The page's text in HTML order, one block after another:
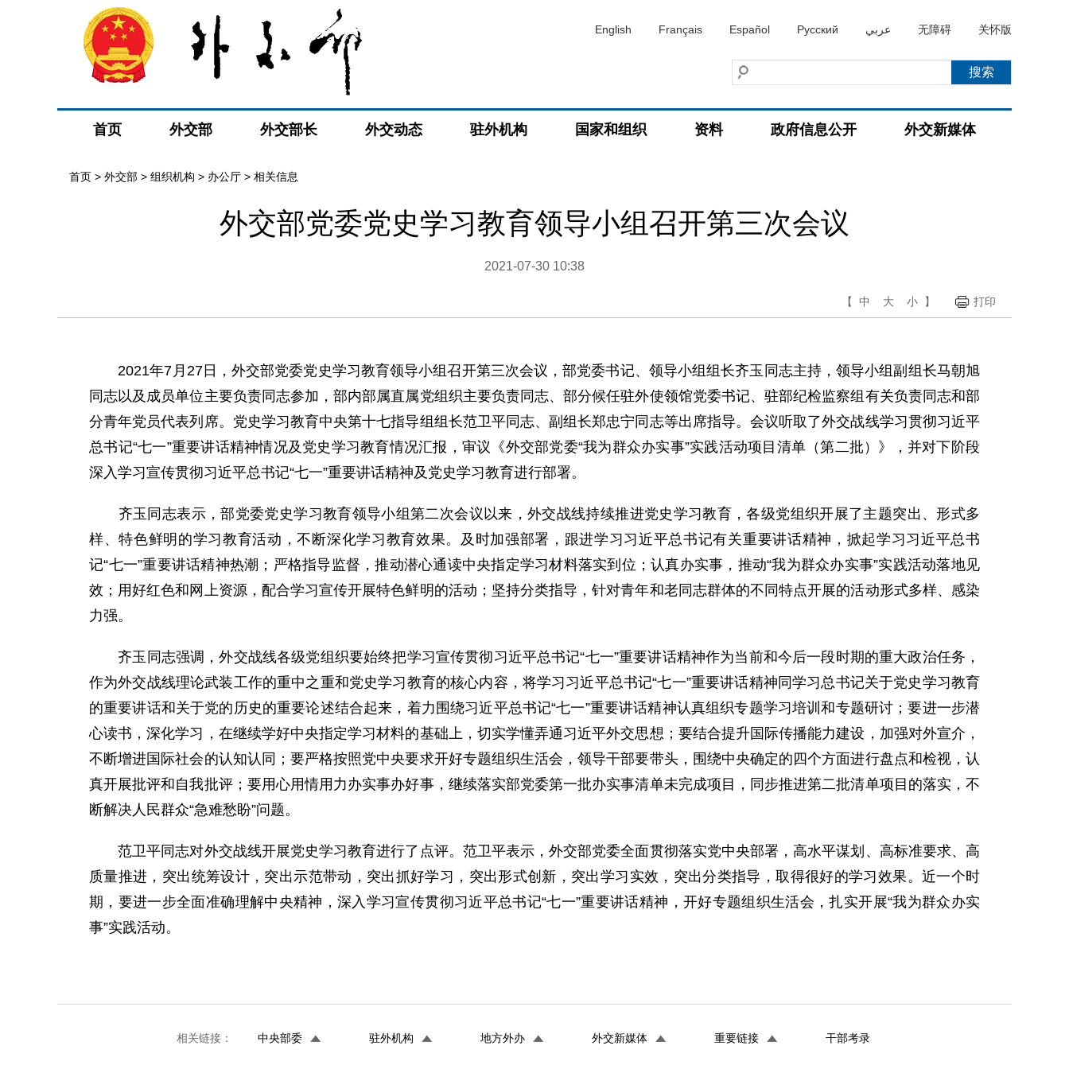
English Français Español Русский عربي 无障碍 关怀版
首页 外交部 外交部长 外交动态 驻外机构 国家和组织 资料 政府信息公开 外交新媒体
首页 > 外交部 > 组织机构 > 办公厅 > 相关信息
外交部党委党史学习教育领导小组召开第三次会议
2021-07-30 10:38
【 中 大 小 】 打印
2021年7月27日，外交部党委党史学习教育领导小组召开第三次会议，部党委书记、领导小组组长齐玉同志主持，领导小组副组长马朝旭
同志以及成员单位主要负责同志参加，部内部属直属党组织主要负责同志、部分候任驻外使领馆党委书记、驻部纪检监察组有关负责同志和部
分青年党员代表列席。党史学习教育中央第十七指导组组长范卫平同志、副组长郑忠宁同志等出席指导。会议听取了外交战线学习贯彻习近平
总书记“七一”重要讲话精神情况及党史学习教育情况汇报，审议《外交部党委“我为群众办实事”实践活动项目清单（第二批）》，并对下阶段
深入学习宣传贯彻习近平总书记“七一”重要讲话精神及党史学习教育进行部署。
齐玉同志表示，部党委党史学习教育领导小组第二次会议以来，外交战线持续推进党史学习教育，各级党组织开展了主题突出、形式多
样、特色鲜明的学习教育活动，不断深化学习教育效果。及时加强部署，跟进学习习近平总书记有关重要讲话精神，掀起学习习近平总书
记“七一”重要讲话精神热潮；严格指导监督，推动潜心通读中央指定学习材料落实到位；认真办实事，推动“我为群众办实事”实践活动落地见
效；用好红色和网上资源，配合学习宣传开展特色鲜明的活动；坚持分类指导，针对青年和老同志群体的不同特点开展的活动形式多样、感染
力强。
齐玉同志强调，外交战线各级党组织要始终把学习宣传贯彻习近平总书记“七一”重要讲话精神作为当前和今后一段时期的重大政治任务，
作为外交战线理论武装工作的重中之重和党史学习教育的核心内容，将学习习近平总书记“七一”重要讲话精神同学习总书记关于党史学习教育
的重要讲话和关于党的历史的重要论述结合起来，着力围绕习近平总书记“七一”重要讲话精神认真组织专题学习培训和专题研讨；要进一步潜
心读书，深化学习，在继续学好中央指定学习材料的基础上，切实学懂弄通习近平外交思想；要结合提升国际传播能力建设，加强对外宣介，
不断增进国际社会的认知认同；要严格按照党中央要求开好专题组织生活会，领导干部要带头，围绕中央确定的四个方面进行盘点和检视，认
真开展批评和自我批评；要用心用情用力办实事办好事，继续落实部党委第一批办实事清单未完成项目，同步推进第二批清单项目的落实，不
断解决人民群众“急难愁盼”问题。
范卫平同志对外交战线开展党史学习教育进行了点评。范卫平表示，外交部党委全面贯彻落实党中央部署，高水平谋划、高标准要求、高
质量推进，突出统筹设计，突出示范带动，突出抓好学习，突出形式创新，突出学习实效，突出分类指导，取得很好的学习效果。近一个时
期，要进一步全面准确理解中央精神，深入学习宣传贯彻习近平总书记“七一”重要讲话精神，开好专题组织生活会，扎实开展“我为群众办实
事”实践活动。
相关链接： 中央部委 驻外机构 地方外办 外交新媒体 重要链接 干部考录